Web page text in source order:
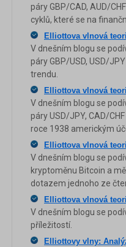
páry GBP/CAD, AUD/
cyklů, které se na
Elliottova vlnová
V dnešním blogu se
páry GBP/USD, USD/
trendu.
Elliottova vlnová
V dnešním blogu se
páry USD/JPY, CAD/
roce 1938 americkým
Elliottova vlnová
V dnešním blogu se
kryptoměnu Bitcoin a
dotazem jednoho ze
Elliottova vlnová
V dnešním blogu se
příležitostí.
Elliottovy vlny: